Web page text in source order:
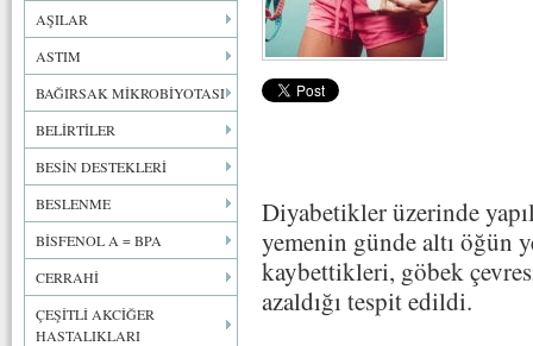
AŞILAR
ASTIM
BAĞIRSAK MİKROBİYOTASI
BELİRTİLER
BESİN DESTEKLERİ
BESLENME
BİSFENOL A = BPA
CERRAHİ
ÇEŞİTLİ AKCİĞER
HASTALIKLARI
Diyabetikler üzerinde
yemenin günde altı öğün
kaybettikleri, göbek
azaldığı tespit edildi.